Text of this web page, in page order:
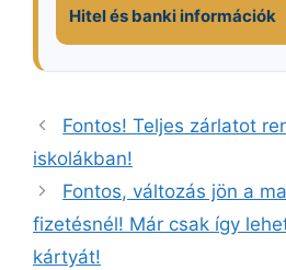
Hitel és banki információk
Fontos! Teljes zárlatot
iskolákban!
Fontos, változás jön a
fizetésnél! Már csak így
kártyát!